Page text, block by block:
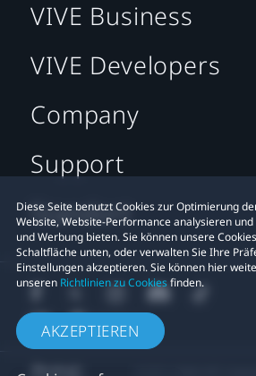
Diese Seite benutzt Cookies zur Optimierung
Website, Website-Performance analysieren
und Werbung bieten. Sie können unsere
Schaltfläche unten, oder verwalten Sie Ihre
Einstellungen akzeptieren. Sie können hier
unseren Richtlinien zu Cookiesfinden.
AKZEPTIEREN
VIVE Business
VIVE Developers
Company
Support
Standort